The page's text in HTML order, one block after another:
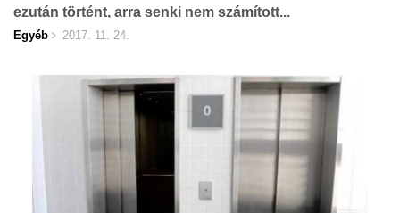
ezután történt, arra senki nem számított...
Egyéb 2017. 11. 24.